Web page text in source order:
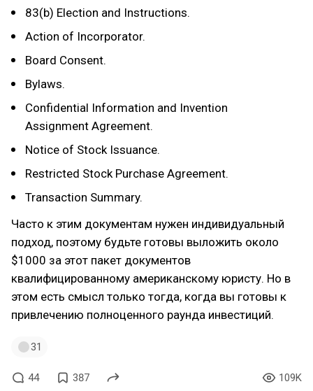
83(b) Election and Instructions.
Action of Incorporator.
Board Consent.
Bylaws.
Confidential Information and Invention
Assignment Agreement.
Notice of Stock Issuance.
Restricted Stock Purchase Agreement.
Transaction Summary.
Часто к этим документам нужен индивидуальный
подход, поэтому будьте готовы выложить около
$1000 за этот пакет документов
квалифицированному американскому юристу. Но в
этом есть смысл только тогда, когда вы готовы к
привлечению полноценного раунда инвестиций.
31
44 387 109K